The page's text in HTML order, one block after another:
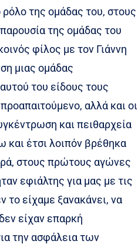
της ομάδας του, στους
της ομάδας του
φίλος με τον Γιάννη
μιας ομάδας
του είδους τους
αλλά και οι
και πειθαρχεία
έτσι λοιπόν βρέθηκα
στους πρώτους αγώνες
εφιάλτης για μας με τις
είχαμε ξανακάνει, να
είχαν επαρκή
την ασφάλεια των